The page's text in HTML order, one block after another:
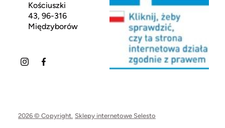
Kościuszki
43, 96-316
Międzyborów
2026 © Copyright. Sklepy internetowe Selesto